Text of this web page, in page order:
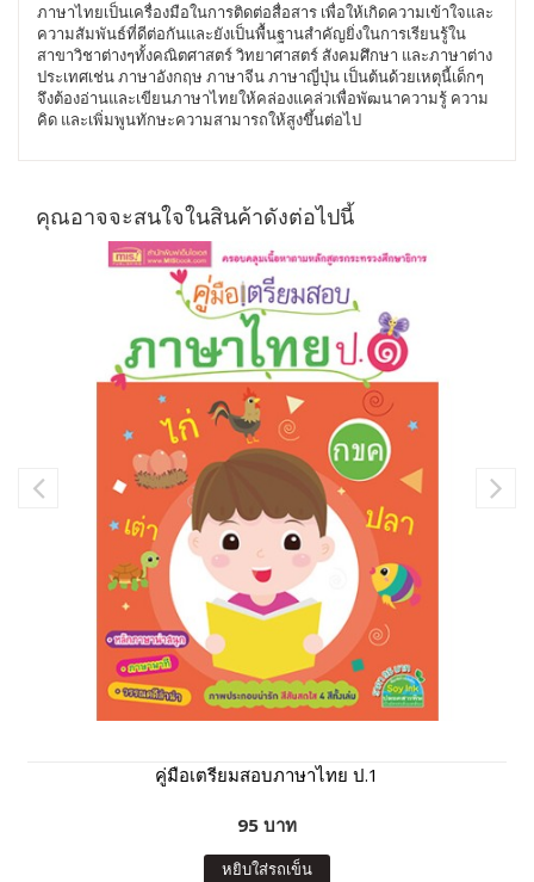
ภาษาไทยเป็นเครื่องมือในการติดต่อสื่อสาร เพื่อให้เกิดความเข้าใจและ
ความสัมพันธ์ที่ดีต่อกันและยังเป็นพื้นฐานสำคัญยิ่งในการเรียนรู้ใน
สาขาวิชาต่างๆทั้งคณิตศาสตร์ วิทยาศาสตร์ สังคมศึกษา และภาษาต่าง
ประเทศเช่น ภาษาอังกฤษ ภาษาจีน ภาษาญี่ปุ่น เป็นต้นด้วยเหตุนี้เด็กๆ
จึงต้องอ่านและเขียนภาษาไทยให้คล่องแคล่วเพื่อพัฒนาความรู้ ความ
คิด และเพิ่มพูนทักษะความสามารถให้สูงขึ้นต่อไป
คุณอาจจะสนใจในสินค้าดังต่อไปนี้
คู่มือเตรียมสอบภาษาไทย ป.1
95 บาท
หยิบใส่รถเข็น